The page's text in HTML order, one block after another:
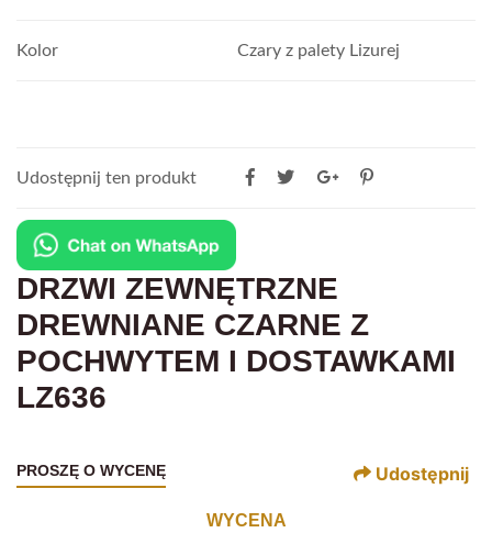
Kolor Czary z palety Lizurej
Udostępnij ten produkt
DRZWI ZEWNĘTRZNE
DREWNIANE CZARNE Z
POCHWYTEM I DOSTAWKAMI
LZ636
PROSZĘ O WYCENĘ Udostępnij
WYCENA